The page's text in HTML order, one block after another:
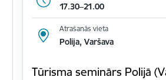
17.30–21.00
Atrašanās vieta
Polija, Varšava
Tūrisma seminārs Polijā